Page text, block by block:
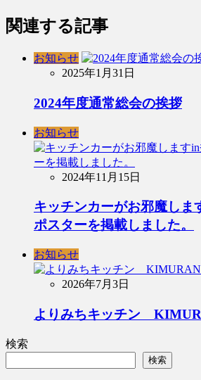
関連する記事
お知らせ
2025年1月31日
2024年度通常総会の挨拶
お知らせ
2024年11月15日
キッチンカーがお邪魔しま
ポスターを掲載しました。
お知らせ
2026年7月3日
よりみちキッチン
検索
検索